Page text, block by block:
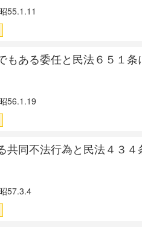
55.1.11
もある委任と民法６５１
56.1.19
共同不法行為と民法４３
57.3.4